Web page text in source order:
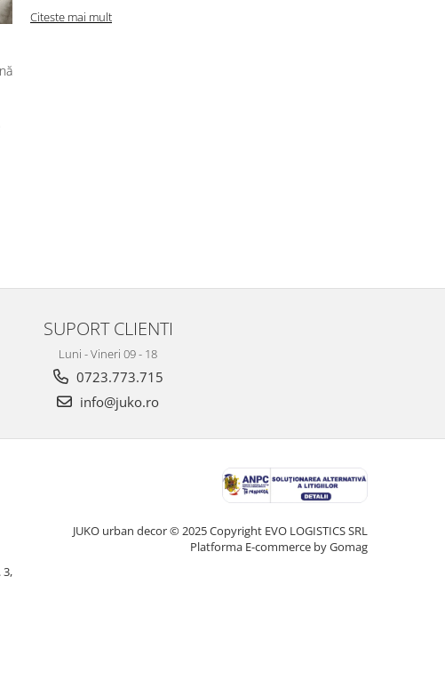
Citeste mai mult
SUPORT CLIENTI
Luni - Vineri 09 - 18
0723.773.715
info@juko.ro
3,
JUKO urban decor © 2025 Copyright EVO LOGISTICS SRL
Platforma E-commerce by Gomag